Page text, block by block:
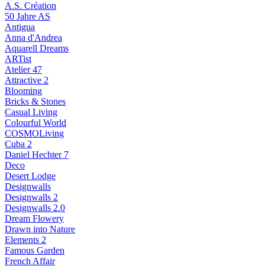
A.S. Création
50 Jahre AS
Antigua
Anna d'Andrea
Aquarell Dreams
ARTist
Atelier 47
Attractive 2
Blooming
Bricks & Stones
Casual Living
Colourful World
COSMOLiving
Cuba 2
Daniel Hechter 7
Deco
Desert Lodge
Designwalls
Designwalls 2
Designwalls 2.0
Dream Flowery
Drawn into Nature
Elements 2
Famous Garden
French Affair